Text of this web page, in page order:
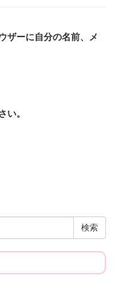
ザーに自分の名前、メ
い。